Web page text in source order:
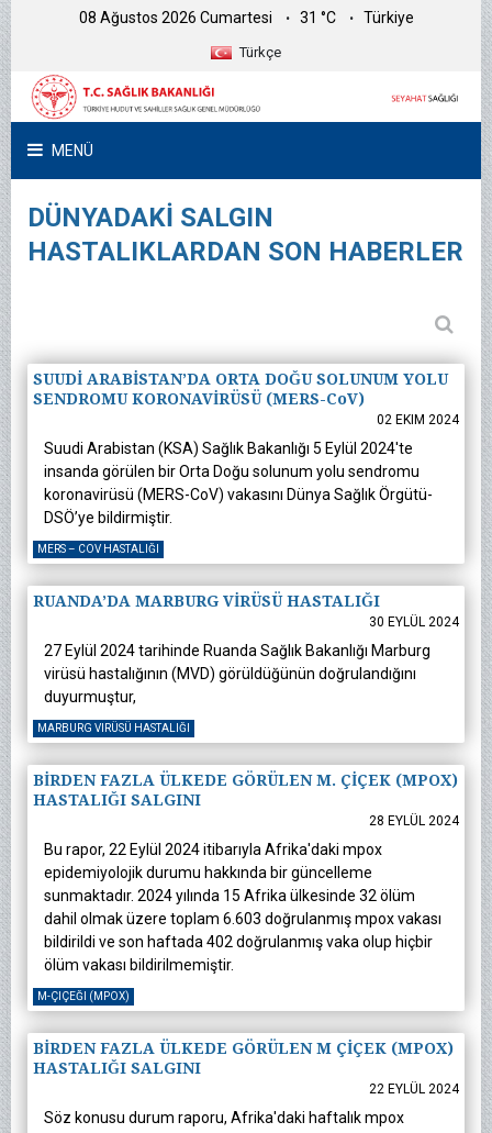
08 Ağustos 2026 Cumartesi 31 °C Türkiye
Türkçe
MENÜ
DÜNYADAKİ SALGIN
HASTALIKLARDAN SON HABERLER
SUUDİ ARABİSTAN’DA ORTA DOĞU SOLUNUM YOLU
SENDROMU KORONAVİRÜSÜ (MERS-CoV)
02 EKIM 2024
Suudi Arabistan (KSA) Sağlık Bakanlığı 5 Eylül 2024'te
insanda görülen bir Orta Doğu solunum yolu sendromu
koronavirüsü (MERS-CoV) vakasını Dünya Sağlık Örgütü-
DSÖ’ye bildirmiştir.
MERS – COV HASTALIĞI
RUANDA’DA MARBURG VİRÜSÜ HASTALIĞI
30 EYLÜL 2024
27 Eylül 2024 tarihinde Ruanda Sağlık Bakanlığı Marburg
virüsü hastalığının (MVD) görüldüğünün doğrulandığını
duyurmuştur,
MARBURG VIRÜSÜ HASTALIĞI
BİRDEN FAZLA ÜLKEDE GÖRÜLEN M. ÇİÇEK (MPOX)
HASTALIĞI SALGINI
28 EYLÜL 2024
Bu rapor, 22 Eylül 2024 itibarıyla Afrika'daki mpox
epidemiyolojik durumu hakkında bir güncelleme
sunmaktadır. 2024 yılında 15 Afrika ülkesinde 32 ölüm
dahil olmak üzere toplam 6.603 doğrulanmış mpox vakası
bildirildi ve son haftada 402 doğrulanmış vaka olup hiçbir
ölüm vakası bildirilmemiştir.
M-ÇIÇEĞI (MPOX)
BİRDEN FAZLA ÜLKEDE GÖRÜLEN M ÇİÇEK (MPOX)
HASTALIĞI SALGINI
22 EYLÜL 2024
Söz konusu durum raporu, Afrika'daki haftalık mpox